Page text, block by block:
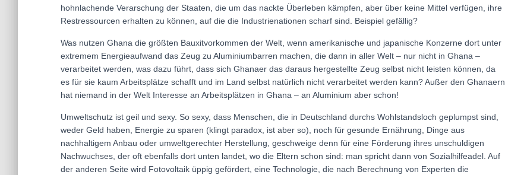
hohnlachende Verarschung der Staaten, die um das nackte Überleben kämpfen, aber über keine Mittel verfügen, ihre
Restressourcen erhalten zu können, auf die die Industrienationen scharf sind. Beispiel gefällig?
Was nutzen Ghana die größten Bauxitvorkommen der Welt, wenn amerikanische und japanische Konzerne dort unter
extremem Energieaufwand das Zeug zu Aluminiumbarren machen, die dann in aller Welt – nur nicht in Ghana –
verarbeitet werden, was dazu führt, dass sich Ghanaer das daraus hergestellte Zeug selbst nicht leisten können, da
es für sie kaum Arbeitsplätze schafft und im Land selbst natürlich nicht verarbeitet werden kann? Außer den Ghanaern
hat niemand in der Welt Interesse an Arbeitsplätzen in Ghana – an Aluminium aber schon!
Umweltschutz ist geil und sexy. So sexy, dass Menschen, die in Deutschland durchs Wohlstandsloch geplumpst sind,
weder Geld haben, Energie zu sparen (klingt paradox, ist aber so), noch für gesunde Ernährung, Dinge aus
nachhaltigem Anbau oder umweltgerechter Herstellung, geschweige denn für eine Förderung ihres unschuldigen
Nachwuchses, der oft ebenfalls dort unten landet, wo die Eltern schon sind: man spricht dann von Sozialhilfeadel. Auf
der anderen Seite wird Fotovoltaik üppig gefördert, eine Technologie, die nach Berechnung von Experten die